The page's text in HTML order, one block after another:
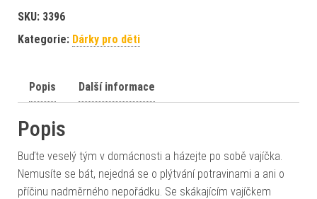
SKU: 3396
Kategorie: Dárky pro děti
Popis Další informace
Popis
Buďte veselý tým v domácnosti a házejte po sobě vajíčka.
Nemusíte se bát, nejedná se o plýtvání potravinami a ani o
příčinu nadměrného nepořádku. Se skákajícím vajíčkem